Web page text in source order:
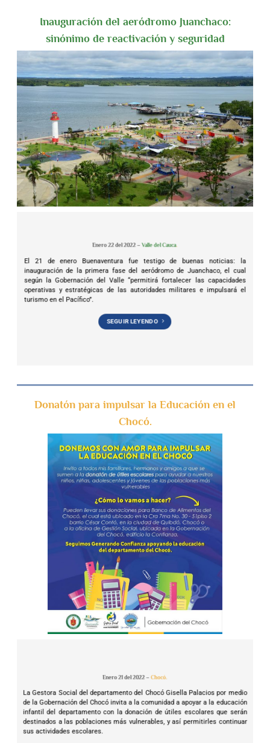
Inauguración del aeródromo Juanchaco:
sinónimo de reactivación y seguridad
.
Enero 22 del 2022 –Valle del Cauca.
El 21 de enero Buenaventura fue testigo de buenas noticias: la
inauguración de la primera fase del aeródromo de Juanchaco, el cual
según la Gobernación del Valle “permitirá fortalecer las capacidades
operativas y estratégicas de las autoridades militares e impulsará el
turismo en el Pacífico”.
SEGUIR LEYENDO
Donatón para impulsar la Educación en el
Chocó.
Enero 21 del 2022 –Chocó.
La Gestora Social del departamento del Chocó Gisella Palacios por medio
de la Gobernación del Chocó invita a la comunidad a apoyar a la educación
infantil del departamento con la donación de útiles escolares que serán
destinados a las poblaciones más vulnerables, y así permitirles continuar
sus actividades escolares.